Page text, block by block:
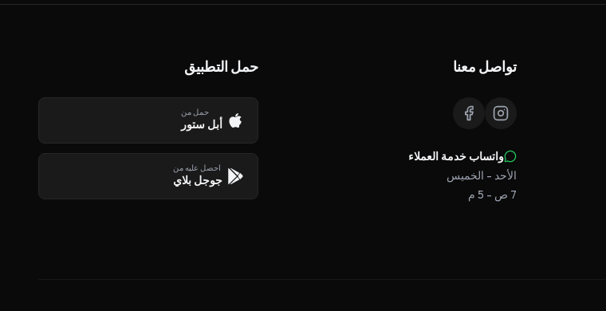
تواصل معنا
واتساب خدمة العملاء
الأحد - الخميس
7 ص - 5 م
حمل التطبيق
حمل من
أبل ستور
احصل عليه من
جوجل بلاي